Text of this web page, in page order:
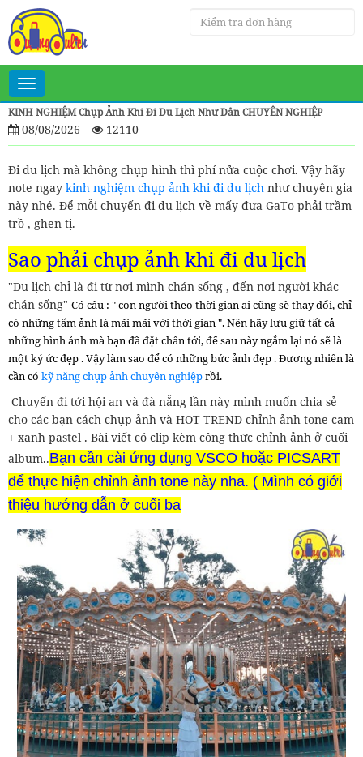
Toggle
navigation
KINH NGHIỆM Chụp Ảnh Khi Đi Du Lịch Như Dân CHUYÊN NGHIỆP
08/08/2026 12110
Đi du lịch mà không chụp hình thì phí nửa cuộc chơi. Vậy hãy
note ngay kinh nghiệm chụp ảnh khi đi du lịch như chuyên gia
này nhé. Để mỗi chuyến đi du lịch về mấy đưa GaTo phải trầm
trồ , ghen tị.
Sao phải chụp ảnh khi đi du lịch
"Du lịch chỉ là đi từ nơi mình chán sống , đến nơi người khác
chán sống" Có câu : " con người theo thời gian ai cũng sẽ thay đổi, chỉ
có những tấm ảnh là mãi mãi với thời gian ". Nên hãy lưu giữ tất cả
những hình ảnh mà bạn đã đặt chân tới, để sau này ngắm lại nó sẽ là
một ký ức đẹp . Vậy làm sao để có những bức ảnh đẹp . Đương nhiên là
cần có kỹ năng chụp ảnh chuyên nghiệprồi.
Chuyến đi tới hội an và đà nẵng lần này mình muốn chia sẻ
cho các bạn cách chụp ảnh và HOT TREND chỉnh ảnh tone cam
+ xanh pastel . Bài viết có clip kèm công thức chỉnh ảnh ở cuối
album..Bạn cần cài ứng dụng VSCO hoặc PICSART
để thực hiện chỉnh ảnh tone này nha. ( Mình có giới
thiệu hướng dẫn ở cuối ba